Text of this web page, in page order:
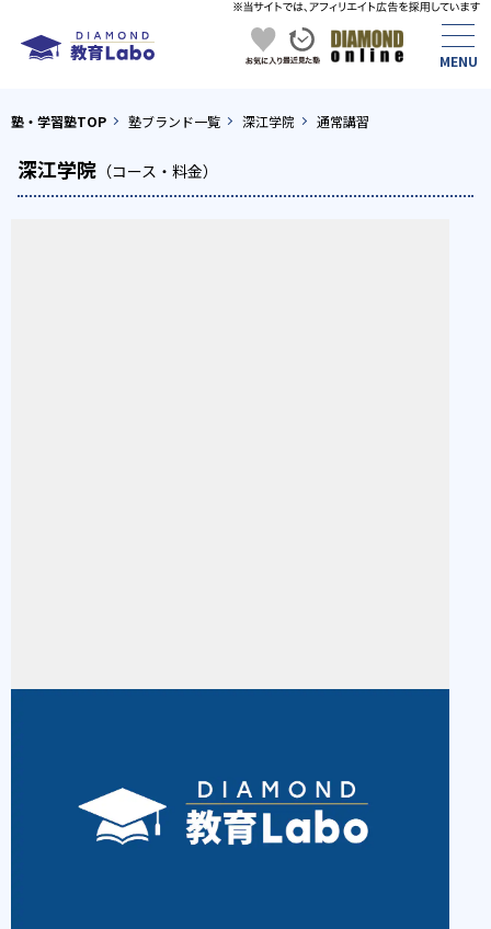
塾・学習塾TOP 塾ブランド一覧 深江学院 通常講習
深江学院 （コース・料金）